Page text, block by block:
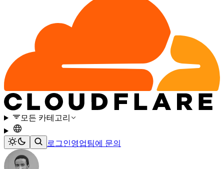
모든 카테고리
로그인영업팀에 문의